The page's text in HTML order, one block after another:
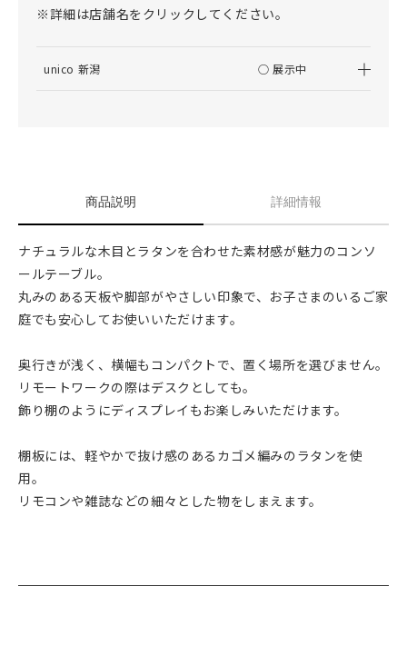
商品説明 詳細情報
ナチュラルな木目とラタンを合わせた素材感が魅力のコンソ
ールテーブル。
丸みのある天板や脚部がやさしい印象で、お子さまのいるご家
庭でも安心してお使いいただけます。
奥行きが浅く、横幅もコンパクトで、置く場所を選びません。
リモートワークの際はデスクとしても。
飾り棚のようにディスプレイもお楽しみいただけます。
棚板には、軽やかで抜け感のあるカゴメ編みのラタンを使
用。
リモコンや雑誌などの細々とした物をしまえます。
※詳細は店舗名をクリックしてください。
unico 新潟 ○ 展示中